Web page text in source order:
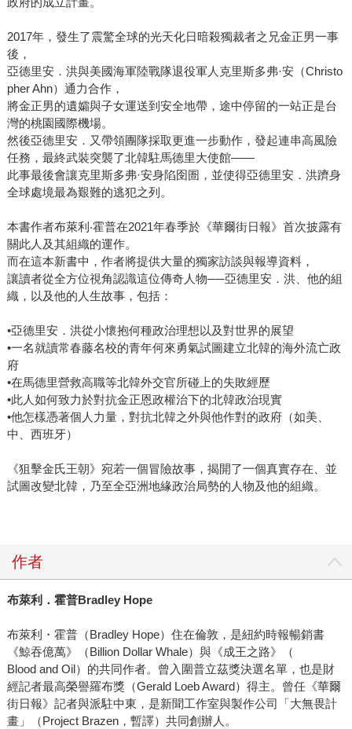
2017年，發生了震驚全球的光天化日暗殺獨裁者之兄金正男一事
後，
亞德里安．洪與美國海軍陸戰隊退役軍人克里斯多弗·安（Christo
pher Ahn）通力合作，
將金正男的遺孀與子女運送到安全地帶，途中停留的一站正是台
灣的桃園國際機場。
然後亞德里安．又帶領團隊採取更進一步動作，發起連串高風險
任務，最終武裝突襲了北韓駐馬德里大使館——
此事最後會讓克里斯多弗·安身陷囹圄，並使得亞德里安．洪躋身
全球處境最為艱難的逃犯之列。
本書作者布萊利‧霍普在2021年春季於《華爾街日報》首次披露有
關此人及其組織的運作。
而在這本新書中，作者將提供大量的獨家訪談與報導資料，
讓讀者從全方位視角認識這位傳奇人物──亞德里安．洪、他的組
織，以及他的人生故事，包括：
•亞德里安．洪從小懷抱何種政治理想以及對世界的展望
•一名就讀常春藤名校的青年何來勇氣試圖建立北韓的海外流亡政
府
•在馬德里營救高職等北韓外交官所碰上的失敗經歷
•此人如何致力於對抗金正恩政權治下的北韓政治現實
•他怎樣憑著個人力量，對抗北韓之外與他作對的政府（如美、
中、西班牙）
《狙擊金氏王朝》宛若一個冒險故事，揭開了一個真實存在、並
試圖改變北韓，乃至全亞洲地緣政治局勢的人物及他的組織。
作者
布萊利．霍普Bradley Hope
布萊利・霍普（Bradley Hope）住在倫敦，是紐約時報暢銷書
《鯨吞億萬》（Billion Dollar Whale）與《成王之路》（
Blood and Oil）的共同作者。曾入圍普立茲獎決選名單，也是財
經記者最高榮譽羅布獎（Gerald Loeb Award）得主。曾任《華爾
街日報》記者與派駐中東，是新聞工作室與製作公司「大無畏計
畫」（Project Brazen，暫譯）共同創辦人。